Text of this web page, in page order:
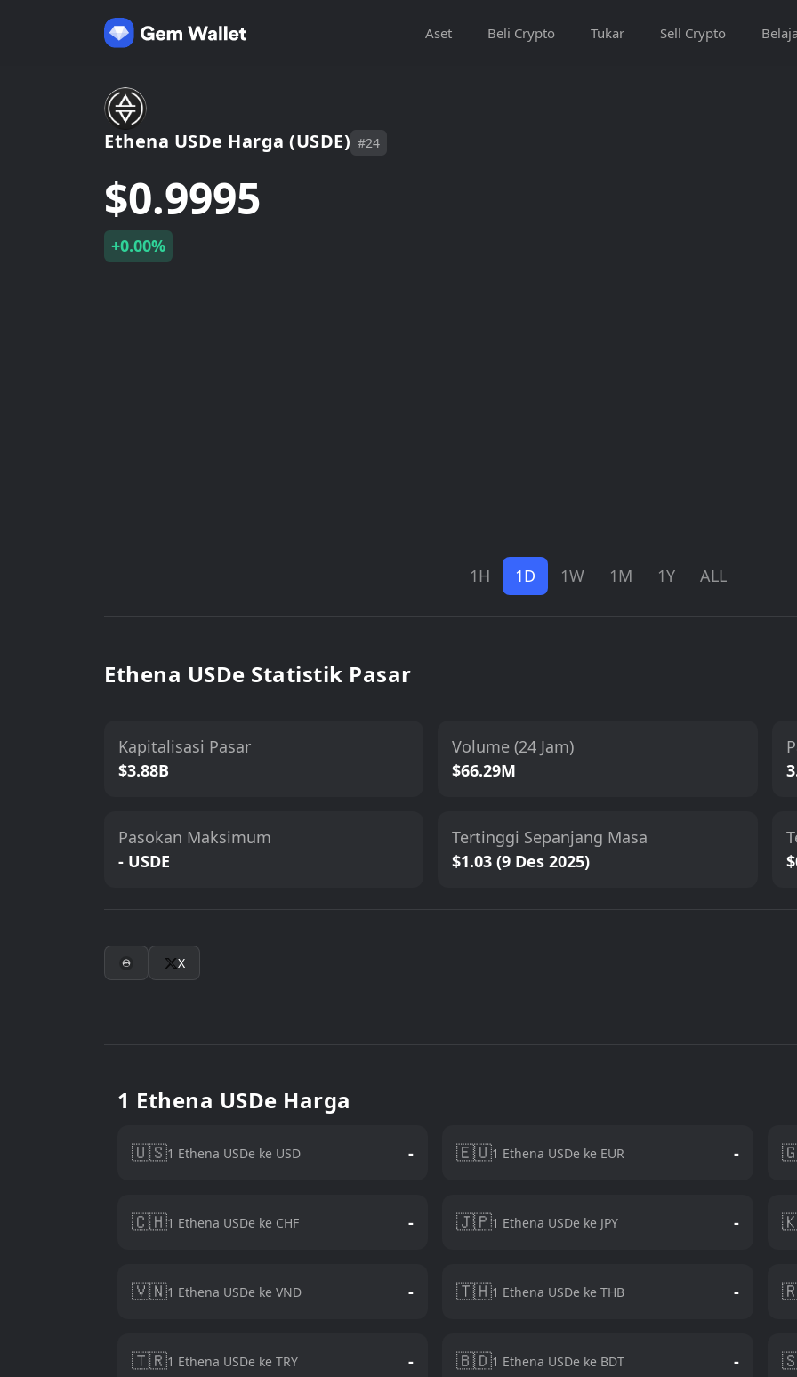
Aset Beli Crypto Tukar Sell Crypto
Ethena USDe Harga (USDE) #24
$0.9995
+0.00%
1H 1D 1W 1M 1Y ALL
Ethena USDe Statistik Pasar
Kapitalisasi Pasar
$3.88B
Volume (24 Jam)
$66.29M
Pasokan Maksimum
- USDE
Tertinggi Sepanjang Masa
$1.03 (9 Des 2025)
X
1 Ethena USDe Harga
🇺🇸1 Ethena USDe ke USD - 🇪🇺1 Ethena USDe ke EUR -
🇨🇭1 Ethena USDe ke CHF - 🇯🇵1 Ethena USDe ke JPY -
🇻🇳1 Ethena USDe ke VND - 🇹🇭1 Ethena USDe ke THB -
🇹🇷1 Ethena USDe ke TRY - 🇧🇩1 Ethena USDe ke BDT -